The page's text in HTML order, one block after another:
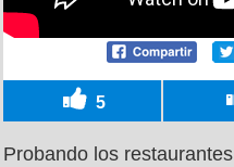
5
Probando los